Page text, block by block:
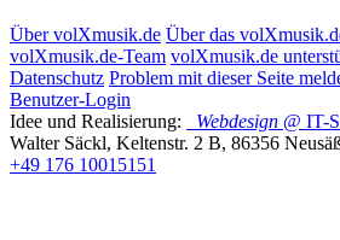
Über volXmusik.de Über das
volXmusik.de-Team volXmusik.de
Datenschutz Problem mit dieser Seite
Benutzer-Login
Idee und Realisierung:
Webdesign @ IT-
Walter Säckl, Keltenstr. 2 B, 86356
+49 176 10015151